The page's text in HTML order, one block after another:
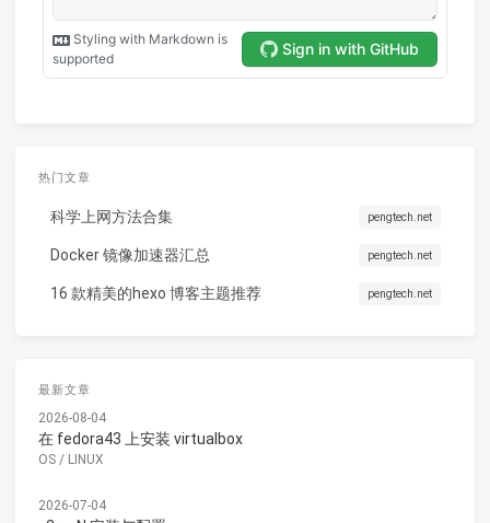
热门文章
科学上网方法合集 pengtech.net
Docker 镜像加速器汇总 pengtech.net
16 款精美的hexo 博客主题推荐 pengtech.net
最新文章
2026-08-04
在 fedora43 上安装 virtualbox
OS / LINUX
2026-07-04